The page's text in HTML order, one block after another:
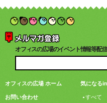
オフィスの広場のイベント情報等配信
オフィスの広場 ホーム
お問い合わせ
気になる
すべて